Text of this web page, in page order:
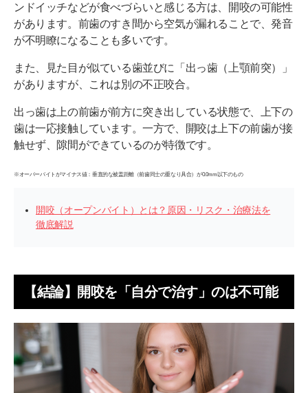
ンドイッチなどが食べづらいと感じる方は、開咬の可能性
があります。前歯のすき間から空気が漏れることで、発音
が不明瞭になることも多いです。
また、見た目が似ている歯並びに「出っ歯（上顎前突）」
がありますが、これは別の不正咬合。
出っ歯は上の前歯が前方に突き出している状態で、上下の
歯は一応接触しています。一方で、開咬は上下の前歯が接
触せず、隙間ができているのが特徴です。
※オーバーバイトがマイナス値：垂直的な被盖距離（前歯同士の重なり具合）が0.0mm以下のもの
開咬（オープンバイト）とは？原因・リスク・治療法を
徹底解説
【結論】開咬を「自分で治す」のは不可能